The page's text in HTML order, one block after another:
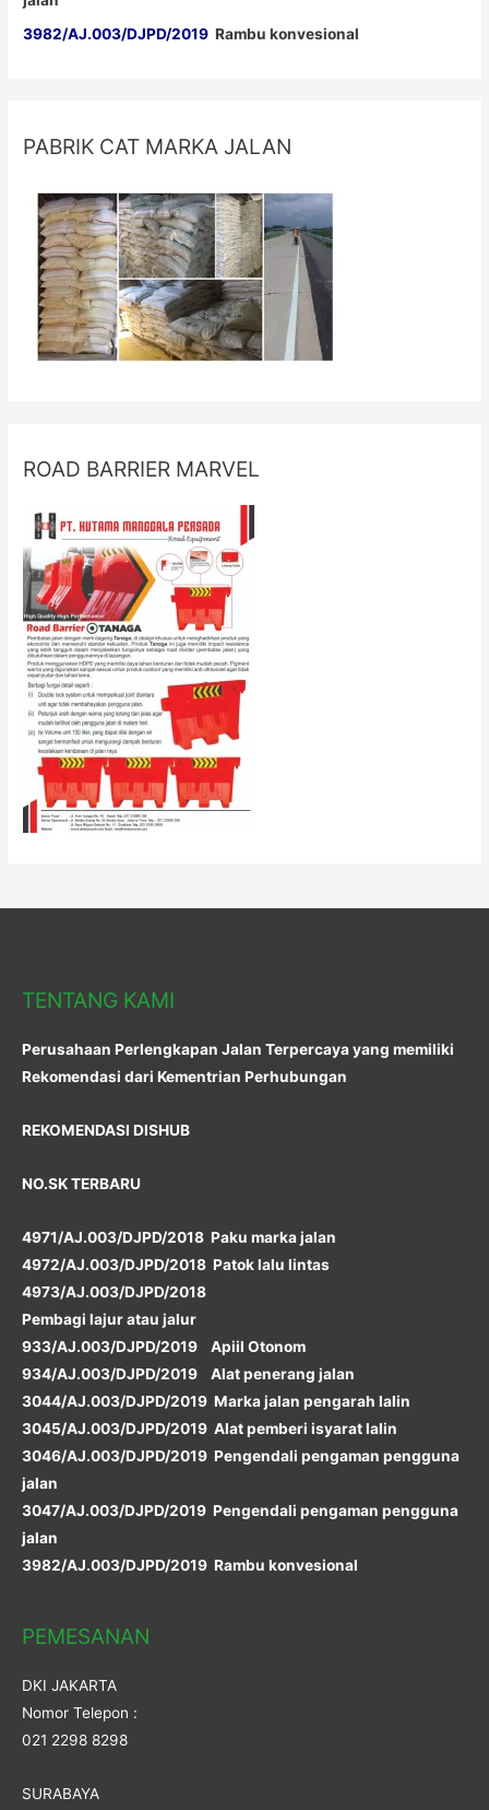
3982/AJ.003/DJPD/2019 Rambu konvesional
PABRIK CAT MARKA JALAN
ROAD BARRIER MARVEL
TENTANG KAMI
Perusahaan Perlengkapan Jalan Terpercaya yang memiliki
Rekomendasi dari Kementrian Perhubungan
REKOMENDASI DISHUB
NO.SK TERBARU
4971/AJ.003/DJPD/2018 Paku marka jalan
4972/AJ.003/DJPD/2018 Patok lalu lintas
4973/AJ.003/DJPD/2018
Pembagi lajur atau jalur
933/AJ.003/DJPD/2019 Apiil Otonom
934/AJ.003/DJPD/2019 Alat penerang jalan
3044/AJ.003/DJPD/2019 Marka jalan pengarah lalin
3045/AJ.003/DJPD/2019 Alat pemberi isyarat lalin
3046/AJ.003/DJPD/2019 Pengendali pengaman pengguna
jalan
3047/AJ.003/DJPD/2019 Pengendali pengaman pengguna
jalan
3982/AJ.003/DJPD/2019 Rambu konvesional
PEMESANAN
DKI JAKARTA
Nomor Telepon :
021 2298 8298
SURABAYA